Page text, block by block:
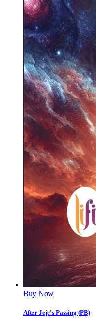
Buy Now
After Jeje's Passing (PB)